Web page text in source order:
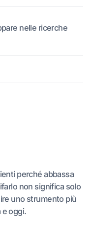
nelle ricerche
perché abbassa
non significa solo
uno strumento più
oggi.